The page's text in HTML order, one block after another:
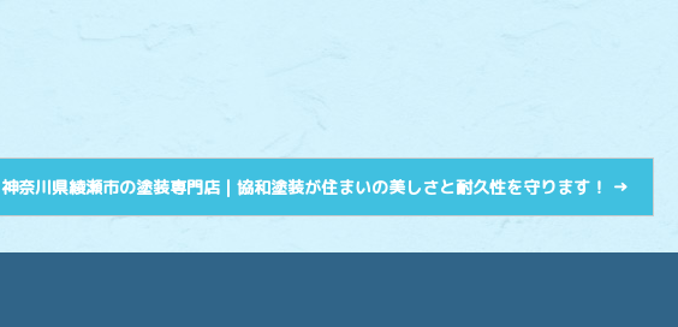
神奈川県綾瀬市の塗装専門店｜協和塗装が住まいの美しさと耐久性を守ります！ →